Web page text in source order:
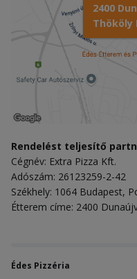
2400
Thököly
Rendelést teljesítő
Cégnév: Extra Pizza Kft.
Adószám: 26123259-2-42
Székhely: 1064 Budapest,
Étterem címe: 2400
Édes Pizzéria